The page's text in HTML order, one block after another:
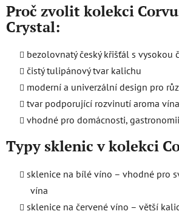
Proč zvolit kolekci
Crystal:
bezolovnatý český křišťál s vysokou
čistý tulipánový tvar kalichu
moderní a univerzální design pro
tvar podporující rozvinutí aroma
vhodné pro domácnosti,
Typy sklenic v kolekci
sklenice na bílé víno – vhodné pro
vína
sklenice na červené víno – větší